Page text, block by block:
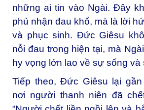
những ai tin vào Ngài. Đây
phủ nhận đau khổ, mà là lời
và phục sinh. Đức Giêsu
nỗi đau trong hiện tại, mà
hy vọng lớn lao về sự sống
Tiếp theo, Đức Giêsu lại
nơi người thanh niên đã